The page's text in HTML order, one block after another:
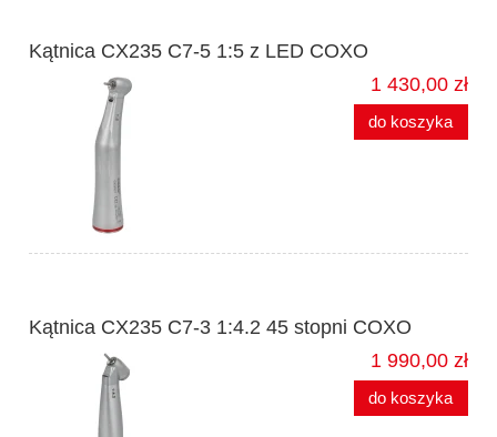
Kątnica CX235 C7-5 1:5 z LED COXO
1 430,00 zł
do koszyka
Kątnica CX235 C7-3 1:4.2 45 stopni COXO
1 990,00 zł
do koszyka